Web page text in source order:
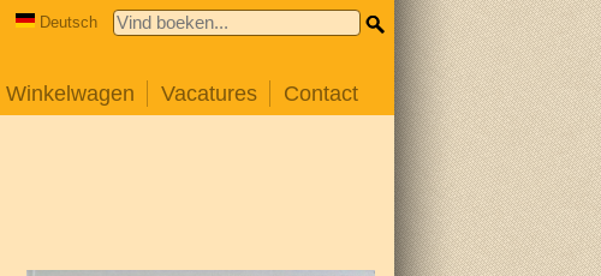
Deutsch
Winkelwagen Vacatures Contact